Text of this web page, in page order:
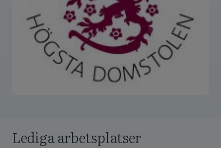
Lediga arbetsplatser